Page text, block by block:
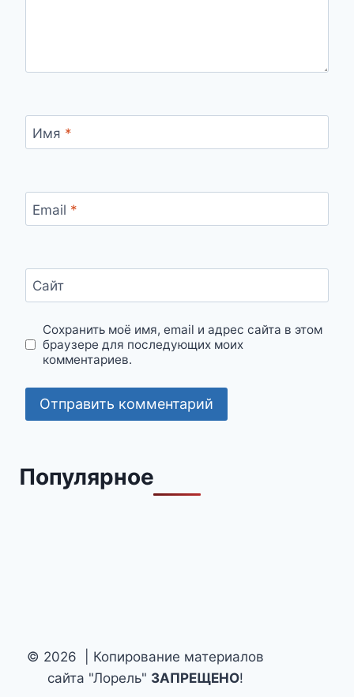
Имя *
Email *
Сайт
Сохранить моё имя, email и адрес сайта в этом
браузере для последующих моих
комментариев.
Популярное
© 2026 | Копирование материалов
сайта "Лорель" ЗАПРЕЩЕНО!